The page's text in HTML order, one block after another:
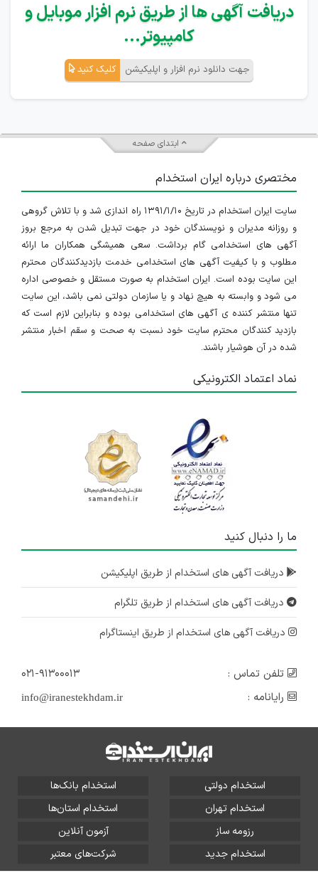
دریافت آگهی ها از طریق نرم افزار موبایل و
کامپیوتر...
جهت دانلود نرم افزار و اپلیکیشن کلیک کنید
ابتدای صفحه
مختصری درباره ایران استخدام
سایت ایران استخدام در تاریخ ۱۳۹۱/۱/۱۰ راه اندازی شد و با تلاش گروهی
و روزانه مدیران و نویسندگان خود در جهت تبدیل شدن به مرجع بروز
آگهی های استخدامی گام برداشت. سعی همیشگی همکاران ما ارائه
مطلوب و با کیفیت آگهی های استخدامی خدمت بازدیدکنندگان محترم
این سایت بوده است. ایران استخدام به صورت مستقل و خصوصی اداره
می شود و وابسته به هیچ نهاد و یا سازمان دولتی نمی باشد، این سایت
تنها منتشر کننده ی آگهی های استخدامی بوده و بنابراین لازم است که
بازدید کنندگان محترم سایت خود نسبت به صحت و سقم اخبار منتشر
شده در آن هوشیار باشند.
نماد اعتماد الکترونیکی
ما را دنبال کنید
دریافت آگهی های استخدام از طریق اپلیکیشن
دریافت آگهی های استخدام از طریق تلگرام
دریافت آگهی های استخدام از طریق اینستاگرام
تلفن تماس :
۰۲۱-۹۱۳۰۰۰۱۳
رایانامه :
info@iranestekhdam.ir
استخدام دولتی
استخدام بانک‌ها
استخدام تهران
استخدام استان‌ها
رزومه ساز
آزمون آنلاین
استخدام جدید
شرکت‌های معتبر